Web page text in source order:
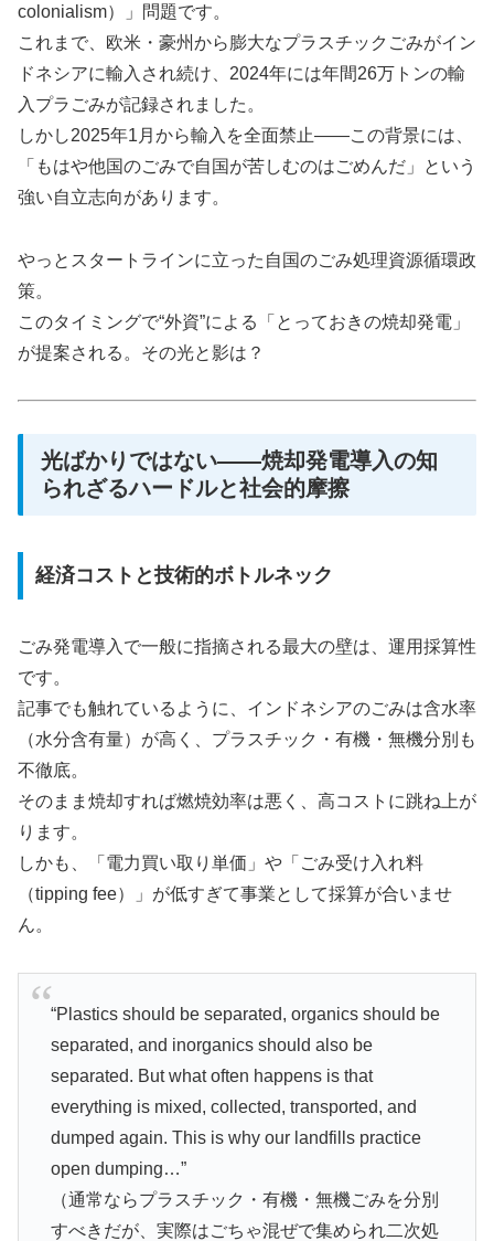
colonialism）」問題です。
これまで、欧米・豪州から膨大なプラスチックごみがイン
ドネシアに輸入され続け、2024年には年間26万トンの輸
入プラごみが記録されました。
しかし2025年1月から輸入を全面禁止――この背景には、
「もはや他国のごみで自国が苦しむのはごめんだ」という
強い自立志向があります。
やっとスタートラインに立った自国のごみ処理資源循環政
策。
このタイミングで“外資”による「とっておきの焼却発電」
が提案される。その光と影は？
光ばかりではない――焼却発電導入の知
られざるハードルと社会的摩擦
経済コストと技術的ボトルネック
ごみ発電導入で一般に指摘される最大の壁は、運用採算性
です。
記事でも触れているように、インドネシアのごみは含水率
（水分含有量）が高く、プラスチック・有機・無機分別も
不徹底。
そのまま焼却すれば燃焼効率は悪く、高コストに跳ね上が
ります。
しかも、「電力買い取り単価」や「ごみ受け入れ料
（tipping fee）」が低すぎて事業として採算が合いませ
ん。
“Plastics should be separated, organics should be
separated, and inorganics should also be
separated. But what often happens is that
everything is mixed, collected, transported, and
dumped again. This is why our landfills practice
open dumping…”
（通常ならプラスチック・有機・無機ごみを分別
すべきだが、実際はごちゃ混ぜで集められ二次処